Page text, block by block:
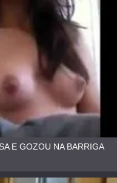
E GOZOU NA BARRIGA